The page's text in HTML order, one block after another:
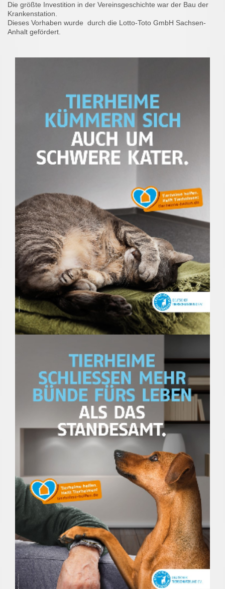
Die größte Investition in der Vereinsgeschichte war der Bau der
Krankenstation.
Dieses Vorhaben wurde durch die Lotto-Toto GmbH Sachsen-
Anhalt gefördert.